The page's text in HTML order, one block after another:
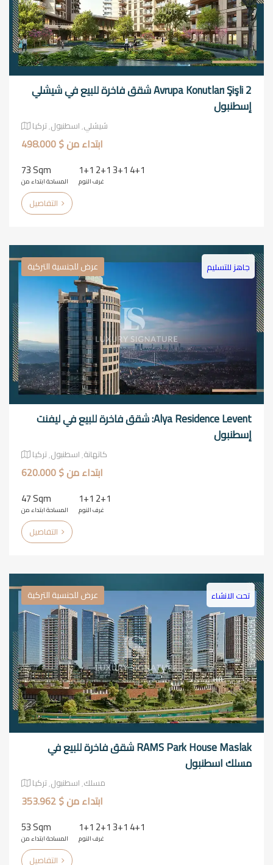
Avrupa Konutları Şişli 2 شقق فاخرة للبيع في شيشلي
إسطنبول
شيشلي٬ اسطنبول٬ تركيا
ابتداء من $ 498.000
73 Sqm
المساحة ابتداء من
1+1 2+1 3+1 4+1
غرف النوم
عرض للجنسية التركية جاهز للتسليم
Alya Residence Levent: شقق فاخرة للبيع في ليفنت
إسطنبول
كاتهانة٬ اسطنبول٬ تركيا
ابتداء من $ 620.000
47 Sqm
المساحة ابتداء من
1+1 2+1
غرف النوم
عرض للجنسية التركية تحت الانشاء
RAMS Park House Maslak شقق فاخرة للبيع في
مسلك اسطنبول
مسلك٬ اسطنبول٬ تركيا
ابتداء من $ 353.962
53 Sqm
المساحة ابتداء من
1+1 2+1 3+1 4+1
غرف النوم